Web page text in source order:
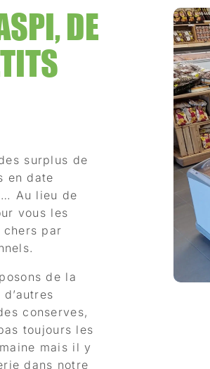
DE
surplus de
en date
Au lieu de
vous les
par
de la
conserves,
toujours les
mais il y
dans notre